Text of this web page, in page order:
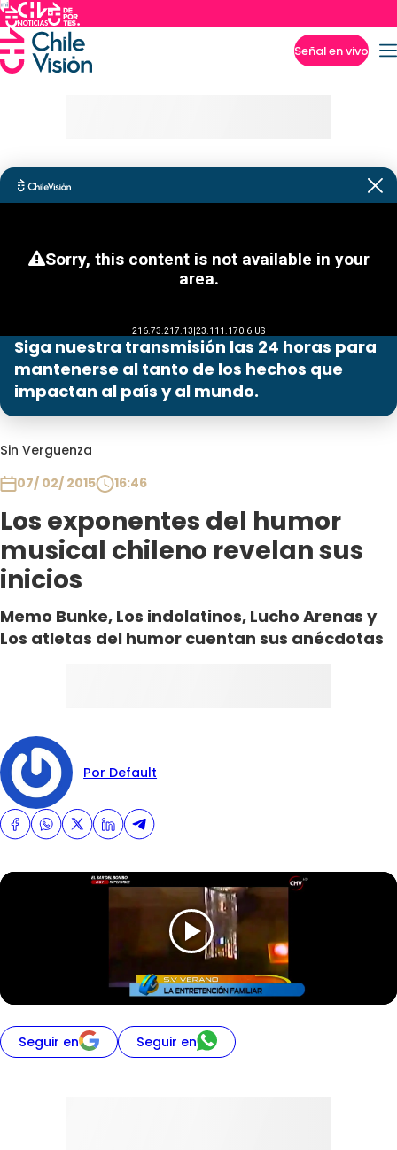
Señal en vivo
Siga nuestra transmisión las 24 horas para
mantenerse al tanto de los hechos que
impactan al país y al mundo.
Sin Verguenza
07/ 02/ 2015
16:46
Los exponentes del humor
musical chileno revelan sus
inicios
Memo Bunke, Los indolatinos, Lucho Arenas y
Los atletas del humor cuentan sus anécdotas
Por Default
Seguir en Seguir en
Programas
Club De La Comedia
Contigo en Directo
Plan Perfecto
El Tiempo
Sabingo
Todos Los Programas